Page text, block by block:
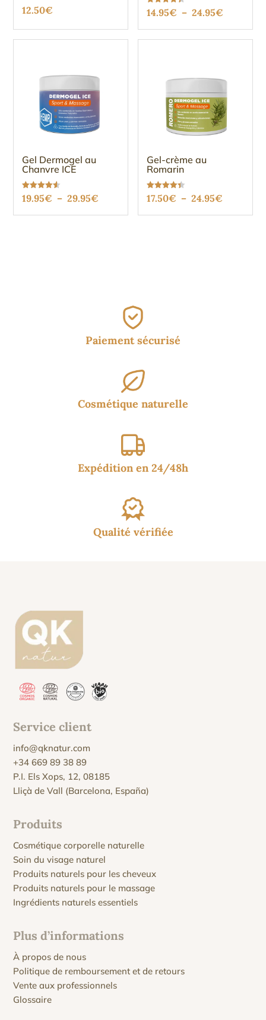
12.50€
Note
4.36
14.95€ – 24.95€
de
prix :
24.95€
Gel Dermogel au
Chanvre ICE
Note
4.51
19.95€ – 29.95€
de
Gel-crème au
Romarin
Note
4.37
17.50€ – 24.95€
de
Paiement sécurisé
Cosmétique naturelle
Expédition en 24/48h
Qualité vérifiée
Service client
info@qknatur.com
+34 669 89 38 89
P.I. Els Xops, 12, 08185
Lliçà de Vall (Barcelona, España)
Produits
Cosmétique corporelle naturelle
Soin du visage naturel
Produits naturels pour les cheveux
Produits naturels pour le massage
Ingrédients naturels essentiels
Plus d’informations
À propos de nous
Politique de remboursement et de retours
Vente aux professionnels
Glossaire